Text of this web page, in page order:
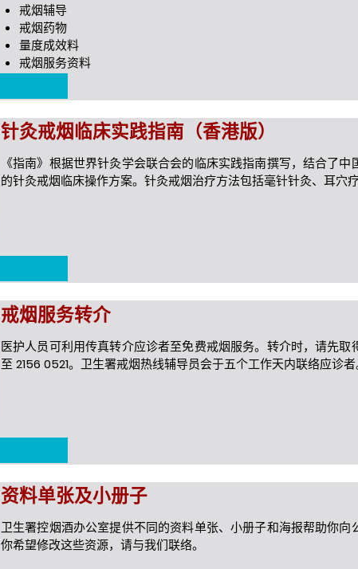
戒烟辅导
戒烟药物
量度成效料
戒烟服务资料
针灸戒烟临床实践指南（香港版）
《指南》根据世界针灸学会联合会的临床实践指南撰写，结合了
的针灸戒烟临床操作方案。针灸戒烟治疗方法包括毫针针灸、耳穴疗
戒烟服务转介
医护人员可利用传真转介应诊者至免费戒烟服务。转介时，请先
至 2156 0521。卫生署戒烟热线辅导员会于五个工作天内联络应诊者
资料单张及小册子
卫生署控烟酒办公室提供不同的资料单张、小册子和海报帮助你
你希望修改这些资源，请与我们联络。